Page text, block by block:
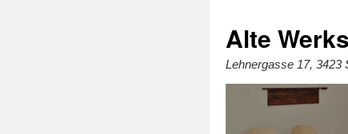
Alte
Lehnergasse 17, 3423